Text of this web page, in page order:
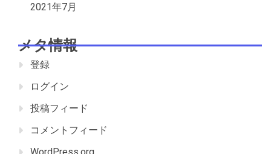
2021年7月
メタ情報
登録
ログイン
投稿フィード
コメントフィード